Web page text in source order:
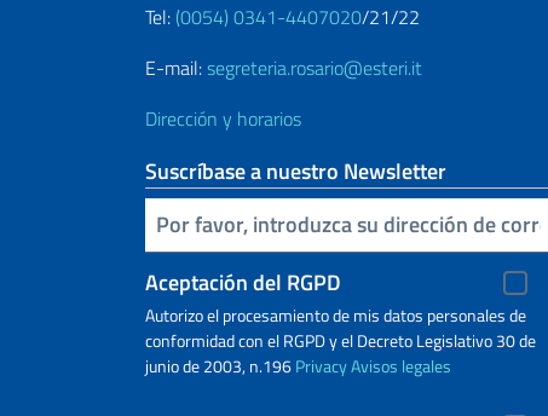
Tel: (0054) 0341-4407020/21/22
E-mail:segreteria.rosario@esteri.it
Dirección y horarios
Suscríbase a nuestro Newsletter
Inserta tu correo electronico
Aceptación del RGPD
Autorizo ​​el procesamiento de mis datos personales de
conformidad con el RGPD y el Decreto Legislativo 30 de
junio de 2003, n.196PrivacyAvisos legales